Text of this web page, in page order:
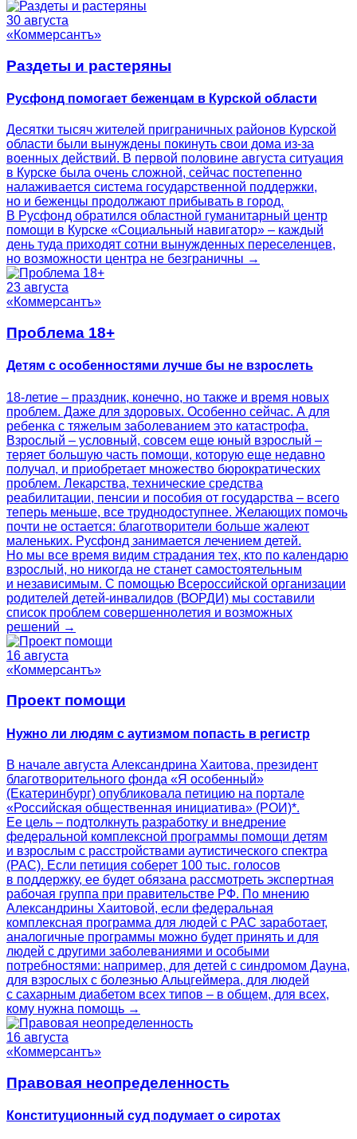
30 августа
«Коммерсантъ»
Раздеты и растеряны
Русфонд помогает беженцам в Курской области
Десятки тысяч жителей приграничных районов Курской
области были вынуждены покинуть свои дома из-за
военных действий. В первой половине августа ситуация
в Курске была очень сложной, сейчас постепенно
налаживается система государственной поддержки,
но и беженцы продолжают прибывать в город.
В Русфонд обратился областной гуманитарный центр
помощи в Курске «Социальный навигатор» – каждый
день туда приходят сотни вынужденных переселенцев,
но возможности центра не безграничны →
23 августа
«Коммерсантъ»
Проблема 18+
Детям с особенностями лучше бы не взрослеть
18-летие – праздник, конечно, но также и время новых
проблем. Даже для здоровых. Особенно сейчас. А для
ребенка с тяжелым заболеванием это катастрофа.
Взрослый – условный, совсем еще юный взрослый –
теряет большую часть помощи, которую еще недавно
получал, и приобретает множество бюрократических
проблем. Лекарства, технические средства
реабилитации, пенсии и пособия от государства – всего
теперь меньше, все труднодоступнее. Желающих помочь
почти не остается: благотворители больше жалеют
маленьких. Русфонд занимается лечением детей.
Но мы все время видим страдания тех, кто по календарю
взрослый, но никогда не станет самостоятельным
и независимым. С помощью Всероссийской организации
родителей детей‑инвалидов (ВОРДИ) мы составили
список проблем совершеннолетия и возможных
решений →
16 августа
«Коммерсантъ»
Проект помощи
Нужно ли людям с аутизмом попасть в регистр
В начале августа Александрина Хаитова, президент
благотворительного фонда «Я особенный»
(Екатеринбург) опубликовала петицию на портале
«Российская общественная инициатива» (РОИ)*.
Ее цель – подтолкнуть разработку и внедрение
федеральной комплексной программы помощи детям
и взрослым с расстройствами аутистического спектра
(РАС). Если петиция соберет 100 тыс. голосов
в поддержку, ее будет обязана рассмотреть экспертная
рабочая группа при правительстве РФ. По мнению
Александрины Хаитовой, если федеральная
комплексная программа для людей с РАС заработает,
аналогичные программы можно будет принять и для
людей с другими заболеваниями и особыми
потребностями: например, для детей с синдромом Дауна,
для взрослых с болезнью Альцгеймера, для людей
с сахарным диабетом всех типов – в общем, для всех,
кому нужна помощь →
16 августа
«Коммерсантъ»
Правовая неопределенность
Конституционный суд подумает о сиротах